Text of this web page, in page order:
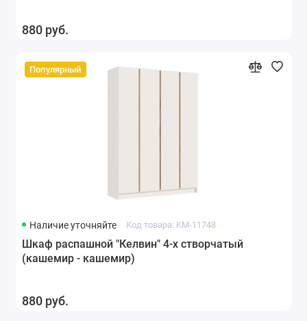
880 руб.
Популярный
Наличие уточняйте Код товара: KM-11748
Шкаф распашной "Келвин" 4-х створчатый
(кашемир - кашемир)
880 руб.